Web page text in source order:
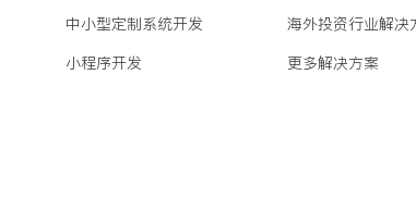
中小型定制系统开发
小程序开发
海外投资行业解决
更多解决方案